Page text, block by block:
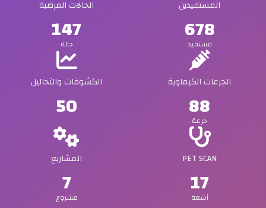
المستفيدين
678
مستفيد
الحالات المرضية
147
حالة
الجرعات الكيماوية
88
جرعة
الكشوفات والتحاليل
50
PET SCAN
17
أشعة
المشاريع
7
مشروع